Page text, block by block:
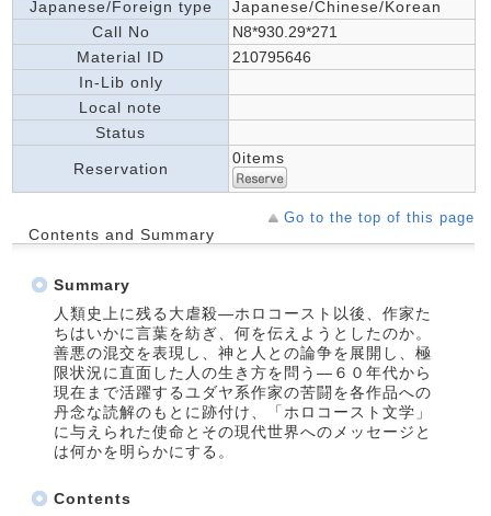
Japanese/Foreign type
Japanese/Chinese/Korean
Call No
N8*930.29*271
Material ID
210795646
In-Lib only
Local note
Status
Reservation
0items
Go to the top of this page
Contents and Summary
Summary
人類史上に残る大虐殺―ホロコースト以後、作家た
ちはいかに言葉を紡ぎ、何を伝えようとしたのか。
善悪の混交を表現し、神と人との論争を展開し、極
限状況に直面した人の生き方を問う―６０年代から
現在まで活躍するユダヤ系作家の苦闘を各作品への
丹念な読解のもとに跡付け、「ホロコースト文学」
に与えられた使命とその現代世界へのメッセージと
は何かを明らかにする。
Contents